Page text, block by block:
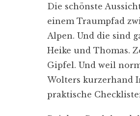
Die schönste
einem Traumpfad
Alpen. Und die sind
Heike und Thomas.
Gipfel. Und weil
Wolters kurzerhand
praktische